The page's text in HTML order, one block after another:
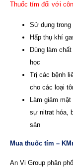
Thuốc tím đối với
Sử dụng
Hấp thụ khí
Dùng làm
học
Trị các bệnh
cho các loại
Làm giảm
sự nitrat hóa,
sản
Mua thuốc tím –
An Vi Group phân